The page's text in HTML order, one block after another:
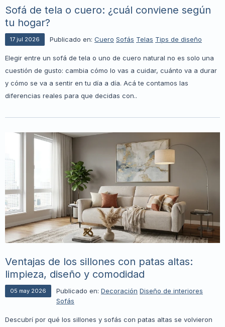
Sofá de tela o cuero: ¿cuál conviene según
tu hogar?
17 jul 2026 Publicado en: Cuero Sofás Telas Tips de diseño
Elegir entre un sofá de tela o uno de cuero natural no es solo una
cuestión de gusto: cambia cómo lo vas a cuidar, cuánto va a durar
y cómo se va a sentir en tu día a día. Acá te contamos las
diferencias reales para que decidas con..
Ventajas de los sillones con patas altas:
limpieza, diseño y comodidad
05 may 2026 Publicado en: Decoración Diseño de interiores
Sofás
Descubrí por qué los sillones y sofás con patas altas se volvieron